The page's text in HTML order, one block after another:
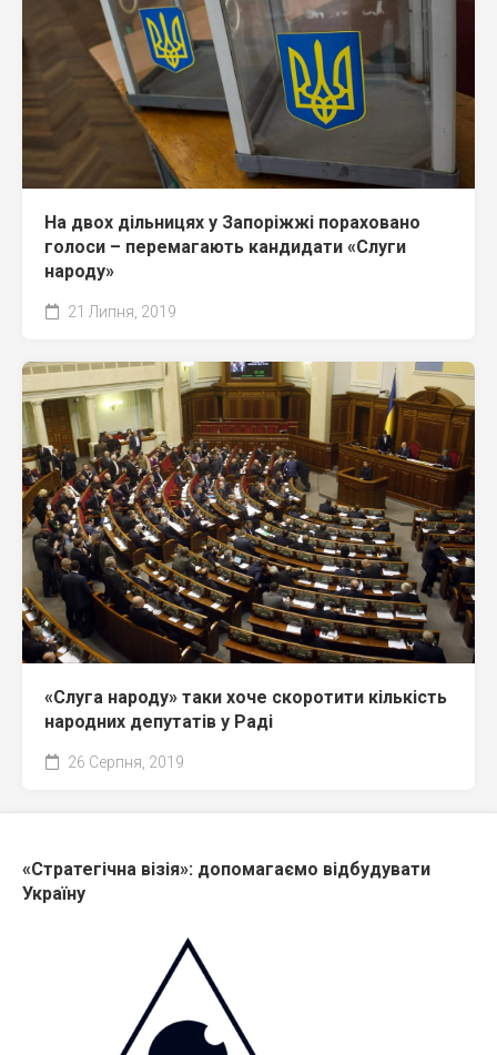
На двох дільницях у Запоріжжі пораховано
голоси – перемагають кандидати «Слуги
народу»
21 Липня, 2019
«Слуга народу» таки хоче скоротити кількість
народних депутатів у Раді
26 Серпня, 2019
«Стратегічна візія»: допомагаємо відбудувати
Україну